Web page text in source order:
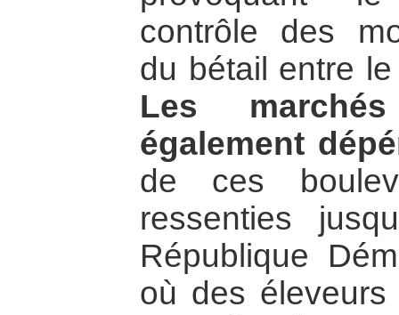
contrôle des
du bétail entre
Les
également
de ces
ressenties
République
où des éleveurs